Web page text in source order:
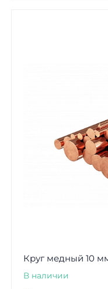
Круг медный 10
В наличии